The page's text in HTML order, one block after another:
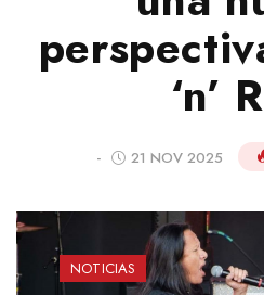
‘n’
- 21 NOV 2025
NOTICIAS